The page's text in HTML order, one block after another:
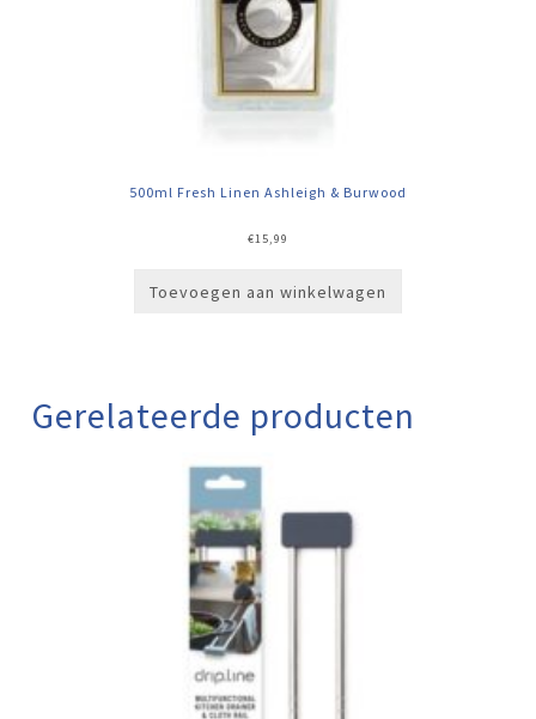
500ml Fresh Linen Ashleigh & Burwood
€15,99
Toevoegen aan winkelwagen
Gerelateerde producten